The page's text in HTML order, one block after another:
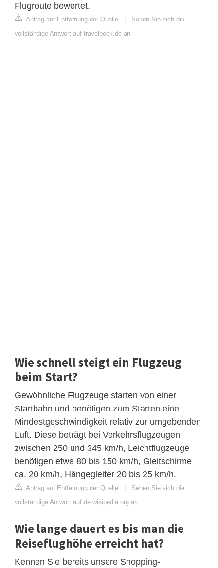
Flugroute bewertet.
Antrag auf Entfernung der Quelle | Sehen Sie sich die
vollständige Antwort auf travelbook.de an
Wie schnell steigt ein Flugzeug
beim Start?
Gewöhnliche Flugzeuge starten von einer
Startbahn und benötigen zum Starten eine
Mindestgeschwindigkeit relativ zur umgebenden
Luft. Diese beträgt bei Verkehrsflugzeugen
zwischen 250 und 345 km/h, Leichtflugzeuge
benötigen etwa 80 bis 150 km/h, Gleitschirme
ca. 20 km/h, Hängegleiter 20 bis 25 km/h.
Antrag auf Entfernung der Quelle | Sehen Sie sich die
vollständige Antwort auf de.wikipedia.org an
Wie lange dauert es bis man die
Reiseflughöhe erreicht hat?
Kennen Sie bereits unsere Shopping-